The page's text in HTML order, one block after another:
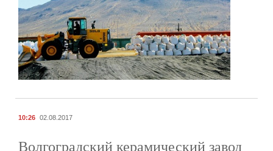
10:26 02.08.2017
Волгоградский керамический завод